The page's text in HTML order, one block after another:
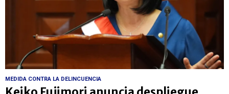
MEDIDA CONTRA LA DELINCUENCIA